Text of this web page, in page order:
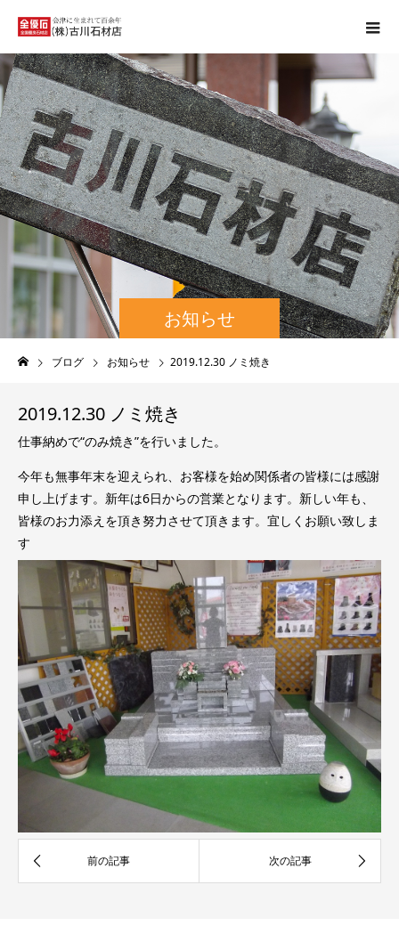
お知らせ
ブログ お知らせ 2019.12.30 ノミ焼き
2019.12.30 ノミ焼き
仕事納めで“のみ焼き”を行いました。
今年も無事年末を迎えられ、お客様を始め関係者の皆様には感謝
申し上げます。新年は6日からの営業となります。新しい年も、
皆様のお力添えを頂き努力させて頂きます。宜しくお願い致しま
す